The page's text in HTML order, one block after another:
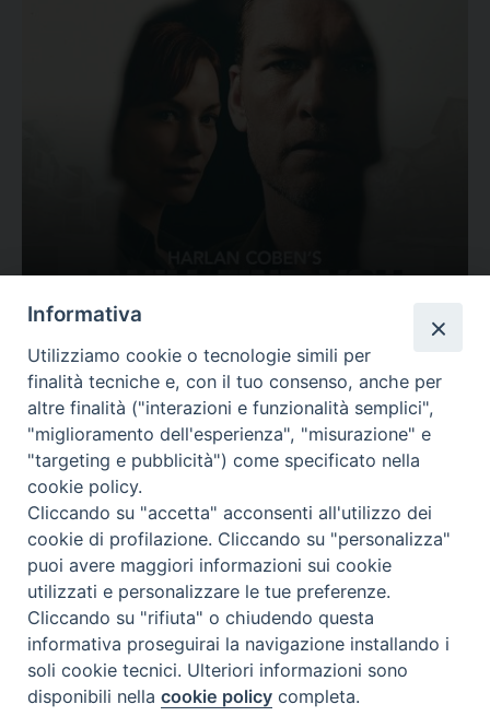
Valutazione
Complesso, Problematico
Tematica: Amore-Sentimenti, Carcere...
Contatti & Info
C.ne Aurelia, 50 – 00165 Roma
Contatti
Informativa
Utilizziamo cookie o tecnologie simili per
finalità tecniche e, con il tuo consenso, anche per
altre finalità ("interazioni e funzionalità semplici",
"miglioramento dell'esperienza", "misurazione" e
"targeting e pubblicità") come specificato nella
cookie policy.
Cliccando su "accetta" acconsenti all'utilizzo dei
cookie di profilazione. Cliccando su "personalizza"
puoi avere maggiori informazioni sui cookie
utilizzati e personalizzare le tue preferenze.
Cliccando su "rifiuta" o chiudendo questa
informativa proseguirai la navigazione installando i
soli cookie tecnici. Ulteriori informazioni sono
disponibili nellacookie policy completa.